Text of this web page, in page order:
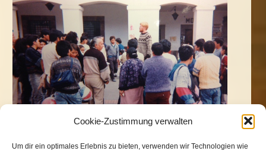
Cookie-Zustimmung verwalten
Um dir ein optimales Erlebnis zu bieten, verwenden wir Technologien wie